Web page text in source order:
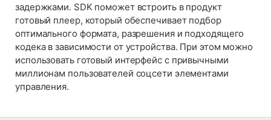
задержками. SDK поможет встроить в продукт
готовый плеер, который обеспечивает подбор
оптимального формата, разрешения и подходящего
кодека в зависимости от устройства. При этом можно
использовать готовый интерфейс с привычными
миллионам пользователей соцсети элементами
управления.